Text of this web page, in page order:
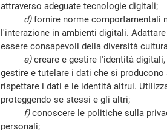
attraverso adeguate tecnologie digitali;
d)fornire norme comportamentali
l'interazione in ambienti digitali.
essere consapevoli della diversità
e)creare e gestire l'identità digitali,
gestire e tutelare i dati che si
rispettare i dati e le identità altrui.
proteggendo se stessi e gli altri;
f)conoscere le politiche sulla
personali;